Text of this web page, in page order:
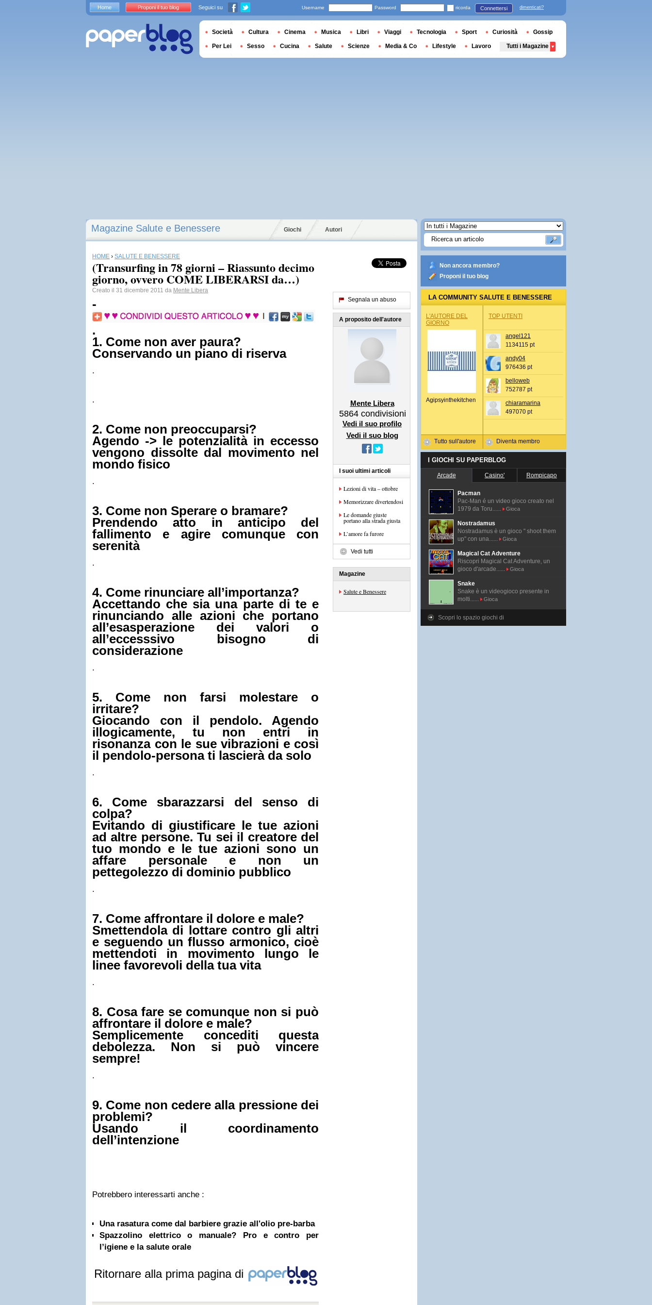
Magazine Salute e Benessere Giochi Autori
HOME › SALUTE E BENESSERE
‎(Transurfing in 78 giorni – Riassunto decimo
giorno, ovvero COME LIBERARSI da…)
Creato il 31 dicembre 2011 da Mente Libera
-
.
1. Come non aver paura?
Conservando un piano di riserva
.
.
2. Come non preoccuparsi?
Agendo -> le potenzialità in eccesso
vengono dissolte dal movimento nel
mondo fisico
.
3. Come non Sperare o bramare?
Prendendo atto in anticipo del
fallimento e agire comunque con
serenità
.
4. Come rinunciare all’importanza?
Accettando che sia una parte di te e
rinunciando alle azioni che portano
all’esasperazione dei valori o
all’eccesssivo bisogno di
considerazione
.
5. Come non farsi molestare o
irritare?
Giocando con il pendolo. Agendo
illogicamente, tu non entri in
risonanza con le sue vibrazioni e così
il pendolo-persona ti lascierà da solo
.
6. Come sbarazzarsi del senso di
colpa?
Evitando di giustificare le tue azioni
ad altre persone. Tu sei il creatore del
tuo mondo e le tue azioni sono un
affare personale e non un
pettegolezzo di dominio pubblico
.
7. Come affrontare il dolore e male?
Smettendola di lottare contro gli altri
e seguendo un flusso armonico, cioè
mettendoti in movimento lungo le
linee favorevoli della tua vita
.
8. Cosa fare se comunque non si può
affrontare il dolore e male?
Semplicemente concediti questa
debolezza. Non si può vincere
sempre!
.
9. Come non cedere alla pressione dei
problemi?
Usando il coordinamento
dell’intenzione
Potrebbero interessarti anche :
Una rasatura come dal barbiere grazie all'olio pre-barba
Spazzolino elettrico o manuale? Pro e contro per
l’igiene e la salute orale
Ritornare alla prima pagina di
Segnala un abuso
A proposito dell'autore
Mente Libera
5864 condivisioni
Vedi il suo profilo
Vedi il suo blog
I suoi ultimi articoli
Lezioni di vita – ottobre
Memorizzare divertendosi
Le domande giuste
portano alla strada giusta
L’amore fa furore
Vedi tutti
Magazine
Salute e Benessere
Non ancora membro?
Proponi il tuo blog
LA COMMUNITY SALUTE E BENESSERE
L'AUTORE DEL
GIORNO
Agipsyinthekitchen
Tutto sull'autore
TOP UTENTI
angel121
1134115 pt
andy04
976436 pt
belloweb
752787 pt
chiaramarina
497070 pt
Diventa membro
I GIOCHI SU PAPERBLOG
Arcade Casino' Rompicapo
Pacman
Pac-Man é un video gioco creato nel
1979 da Toru......
Gioca
Nostradamus
Nostradamus è un gioco " shoot them
up" con una......
Gioca
Magical Cat Adventure
Riscopri Magical Cat Adventure, un
gioco d'arcade......
Gioca
Snake
Snake è un videogioco presente in
molti......
Gioca
Scopri lo spazio giochi di
Home Proponi il tuo blog Seguici su Username Password ricorda Connettersi dimenticati?
Società Cultura Cinema Musica Libri Viaggi Tecnologia Sport Curiosità Gossip
Per Lei Sesso Cucina Salute Scienze Media & Co Lifestyle Lavoro Tutti i Magazine